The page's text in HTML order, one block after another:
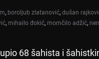
, boroljub zlatanović, dušan
, mihailo đokić, momčilo adžić,
68 šahista i